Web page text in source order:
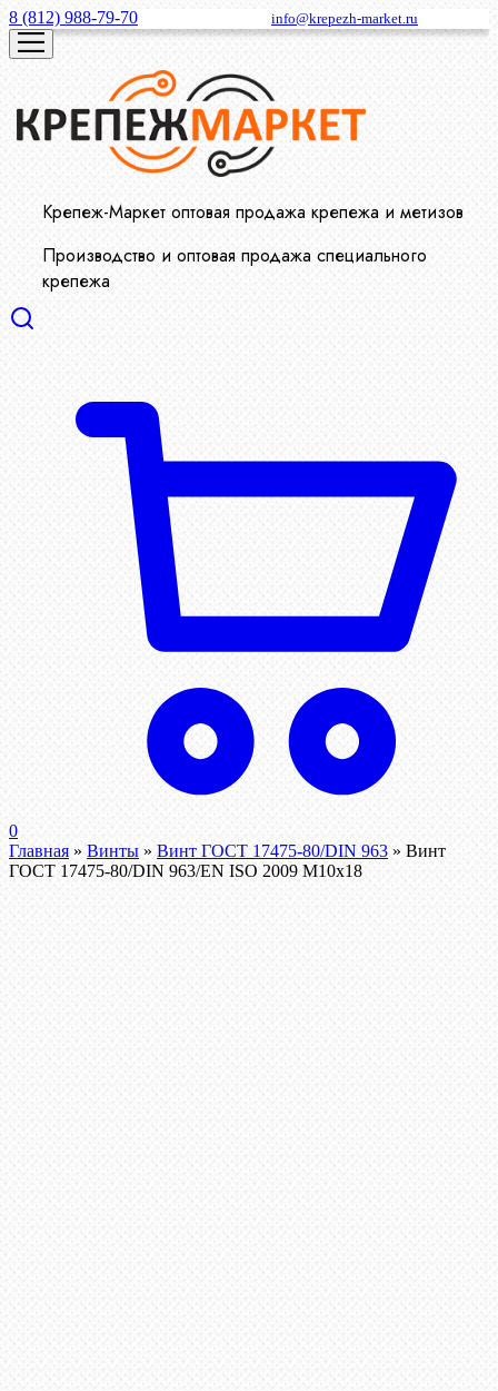
8 (812) 988-79-70 info@krepezh-market.ru
Крепеж-Маркет оптовая продажа крепежа и метизов
Производство и оптовая продажа специального
крепежа
0
Главная » Винты » Винт ГОСТ 17475-80/DIN 963 » Винт
ГОСТ 17475-80/DIN 963/EN ISO 2009 М10х18